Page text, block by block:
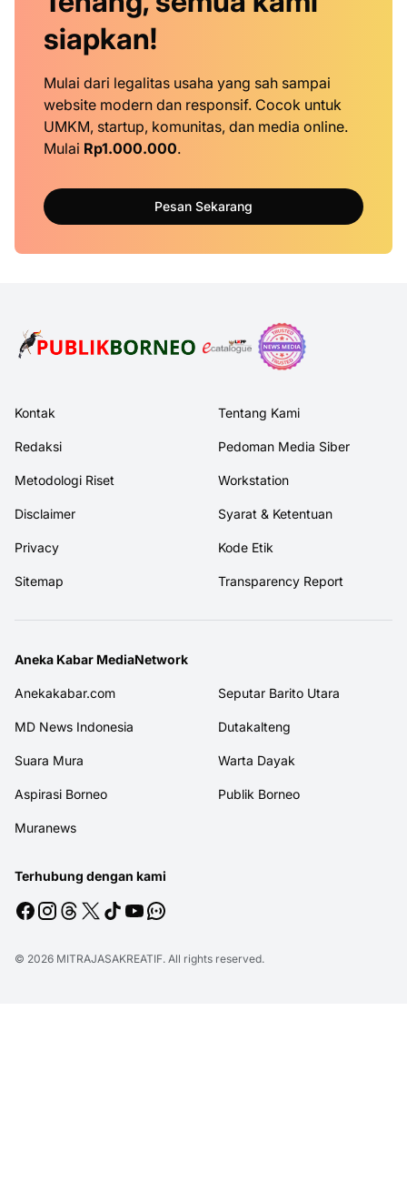
siapkan!
Mulai dari legalitas usaha yang sah sampai
website modern dan responsif. Cocok untuk
UMKM, startup, komunitas, dan media online.
Mulai Rp1.000.000.
Pesan Sekarang
Kontak Tentang Kami
Redaksi Pedoman Media Siber
Metodologi Riset Workstation
Disclaimer Syarat & Ketentuan
Privacy Kode Etik
Sitemap Transparency Report
Aneka Kabar MediaNetwork
Anekakabar.com Seputar Barito Utara
MD News Indonesia Dutakalteng
Suara Mura Warta Dayak
Aspirasi Borneo Publik Borneo
Muranews
Terhubung dengan kami
© 2026 MITRAJASAKREATIF. All rights reserved.